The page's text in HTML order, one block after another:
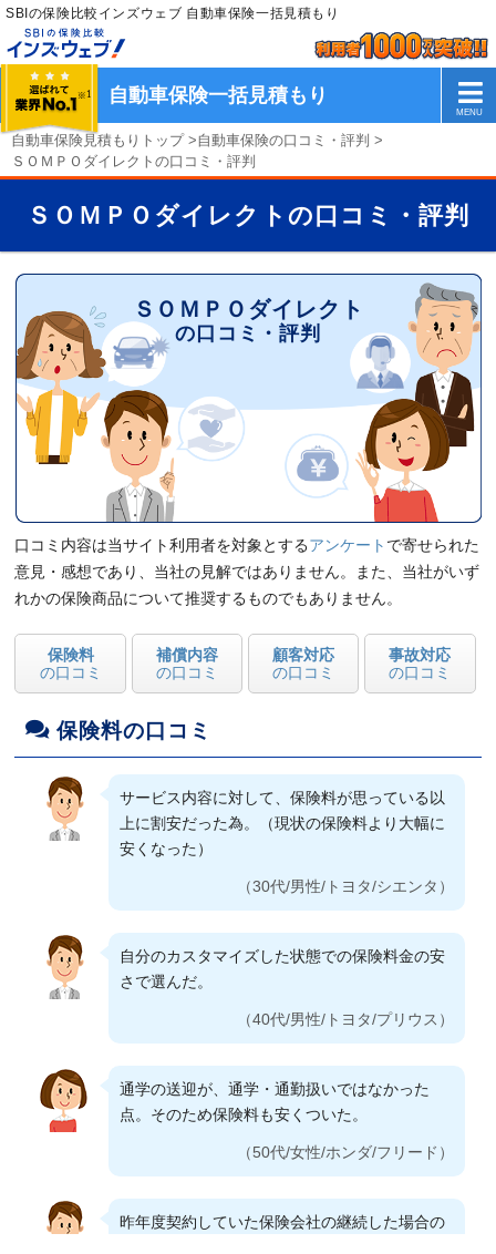
SBIの保険比較インズウェブ 自動車保険一括見積もり
自動車保険一括見積もり
自動車保険見積もりトップ>自動車保険の口コミ・評判 >
ＳＯＭＰＯダイレクトの口コミ・評判
ＳＯＭＰＯダイレクトの口コミ・評判
ＳＯＭＰＯダイレクト
の口コミ・評判
口コミ内容は当サイト利用者を対象とするアンケート で寄せられた
意見・感想であり、当社の見解ではありません。また、当社がいず
れかの保険商品について推奨するものでもありません。
保険料
の口コミ
補償内容
の口コミ
顧客対応
の口コミ
事故対応
の口コミ
保険料の口コミ
サービス内容に対して、保険料が思っている以
上に割安だった為。（現状の保険料より大幅に
安くなった）
（30代/男性/トヨタ/シエンタ）
自分のカスタマイズした状態での保険料金の安
さで選んだ。
（40代/男性/トヨタ/プリウス）
通学の送迎が、通学・通勤扱いではなかった
点。そのため保険料も安くついた。
（50代/女性/ホンダ/フリード）
昨年度契約していた保険会社の継続した場合の